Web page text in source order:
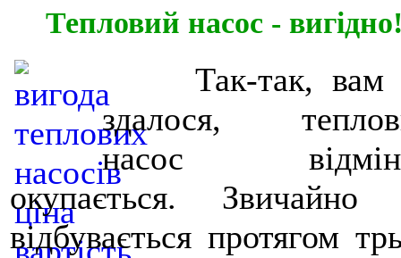
Тепловий насос -
Так-так, вам
здалося,
насос
окупається. Звичайно
відбувається протягом